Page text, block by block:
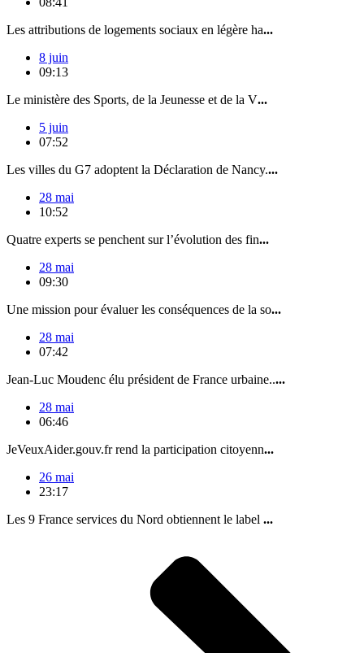
Les attributions de logements sociaux en légère ha...
8 juin
09:13
Le ministère des Sports, de la Jeunesse et de la V...
5 juin
07:52
Les villes du G7 adoptent la Déclaration de Nancy....
28 mai
10:52
Quatre experts se penchent sur l’évolution des fin...
28 mai
09:30
Une mission pour évaluer les conséquences de la so...
28 mai
07:42
Jean-Luc Moudenc élu président de France urbaine.....
28 mai
06:46
JeVeuxAider.gouv.fr rend la participation citoyenn...
26 mai
23:17
Les 9 France services du Nord obtiennent le label ...